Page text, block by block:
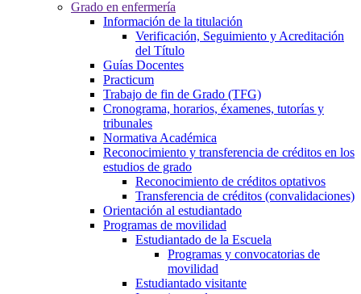
Grado en enfermería
Información de la titulación
Verificación, Seguimiento y Acreditación
del Título
Guías Docentes
Practicum
Trabajo de fin de Grado (TFG)
Cronograma, horarios, éxamenes, tutorías y
tribunales
Normativa Académica
Reconocimiento y transferencia de créditos en los
estudios de grado
Reconocimiento de créditos optativos
Transferencia de créditos (convalidaciones)
Orientación al estudiantado
Programas de movilidad
Estudiantado de la Escuela
Programas y convocatorias de
movilidad
Estudiantado visitante